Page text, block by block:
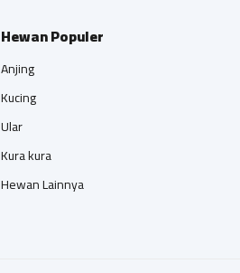
Hewan Populer
Anjing
Kucing
Ular
Kura kura
Hewan Lainnya